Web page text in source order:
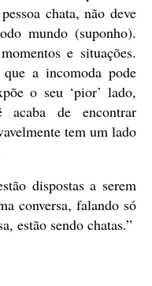
chata, não deve
mundo (suponho).
e situações.
a incomoda pode
o seu ‘pior’ lado,
acaba de encontrar
tem um lado
dispostas a serem
conversa, falando só
estão sendo chatas.”